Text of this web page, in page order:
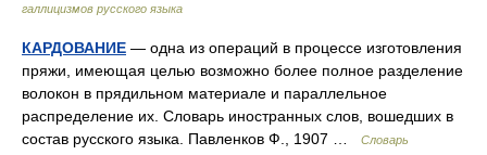
галлицизмов русского языка
КАРДОВАНИЕ — одна из операций в процессе изготовления
пряжи, имеющая целью возможно более полное разделение
волокон в прядильном материале и параллельное
распределение их. Словарь иностранных слов, вошедших в
состав русского языка. Павленков Ф., 1907 …
Словарь